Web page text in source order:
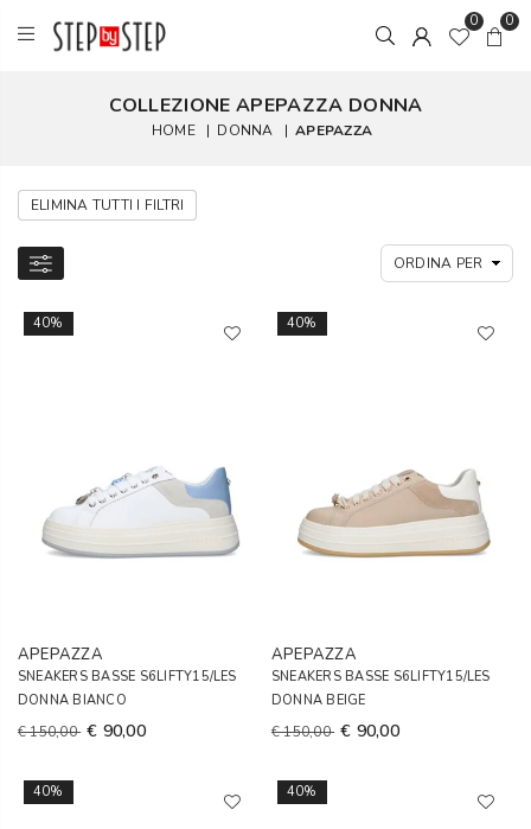
0 0
COLLEZIONE APEPAZZA DONNA
HOME | DONNA | APEPAZZA
ELIMINA TUTTI I FILTRI
40%
APEPAZZA
SNEAKERS BASSE S6LIFTY15/LES
DONNA BIANCO
€ 150,00 € 90,00
40%
APEPAZZA
SNEAKERS BASSE S6LIFTY15/LES
DONNA BEIGE
€ 150,00 € 90,00
40% 40%